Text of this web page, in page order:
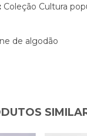
Coleção Cultura
de algodão